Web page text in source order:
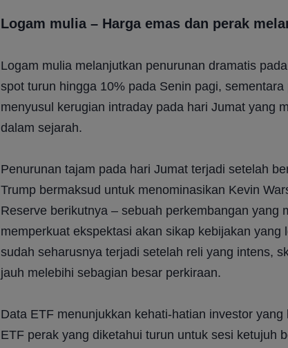
Logam mulia – Harga emas dan perak
Logam mulia melanjutkan penurunan dramatis
spot turun hingga 10% pada Senin pagi,
menyusul kerugian intraday pada hari Jumat yang
dalam sejarah.
Penurunan tajam pada hari Jumat terjadi setelah
Trump bermaksud untuk menominasikan Kevin
Reserve berikutnya – sebuah perkembangan yang
memperkuat ekspektasi akan sikap kebijakan yang
sudah seharusnya terjadi setelah reli yang intens,
jauh melebihi sebagian besar perkiraan.
Data ETF menunjukkan kehati-hatian investor
ETF perak yang diketahui turun untuk sesi ketujuh